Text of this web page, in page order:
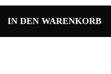
IN DEN WARENKORB